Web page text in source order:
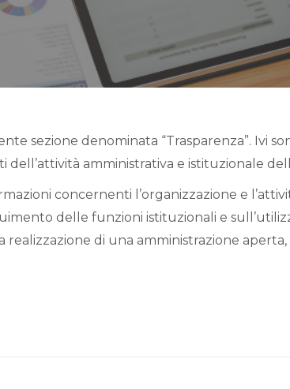
sezione denominata “Trasparenza”. Ivi
amministrativa e istituzionale
concernenti l’organizzazione e
delle funzioni istituzionali e
di una amministrazione aperta,